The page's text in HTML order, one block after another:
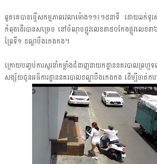
ពួគគេបានធ្វេីសកម្មភាពវេលាម៉ោង១១៖១៥នាទី ដោយឆក់ទូរស័
កំពុងដេីរបានសម្រេច នៅចំណុចផ្លូវលេខ៣៥០កែងផ្លូវលេខ៣
ព្រៃទី១ ខណ្ឌបឹងកេងកង។
ក្រោយបញ្ចប់ការសួរនាំកម្លាំងជំនាញនាយកដ្ឋាននគរបាលព្រហ្
សង្ស័យជូនអធិការដ្ឋាននគរបាលខណ្ឌបឹងកេងកង ដើម្បីចាត់កា